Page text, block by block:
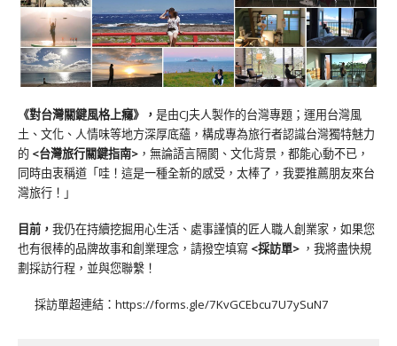
《對台灣關鍵風格上癮》 ， 是由CJ夫人製作的台灣專題；運用台灣風
土、文化、人情味等地方深厚底蘊，構成專為旅行者認識台灣獨特魅力
的 <台灣旅行關鍵指南> ，無論語言隔閡、文化背景，都能心動不已，
同時由衷稱道「哇！這是一種全新的感受，太棒了，我要推薦朋友來台
灣旅行！」
目前， 我仍在持續挖掘用心生活、處事謹慎的匠人職人創業家，如果您
也有很棒的品牌故事和創業理念，請撥空填寫 <採訪單> ，我將盡快規
劃採訪行程，並與您聯繫！
採訪單超連結： https://forms.gle/7KvGCEbcu7U7ySuN7